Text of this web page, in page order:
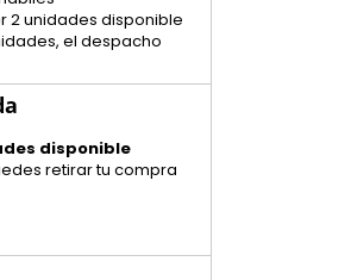
2 unidades disponible
el despacho
disponible
retirar tu compra